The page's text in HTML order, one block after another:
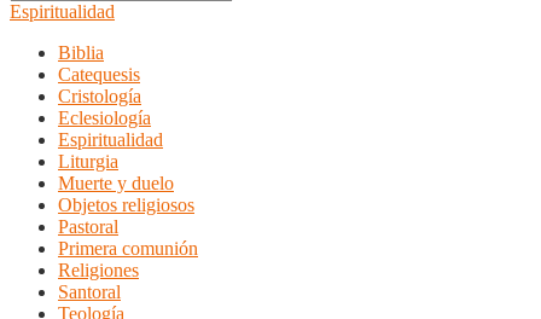
Espiritualidad
Biblia
Catequesis
Cristología
Eclesiología
Espiritualidad
Liturgia
Muerte y duelo
Objetos religiosos
Pastoral
Primera comunión
Religiones
Santoral
Teología